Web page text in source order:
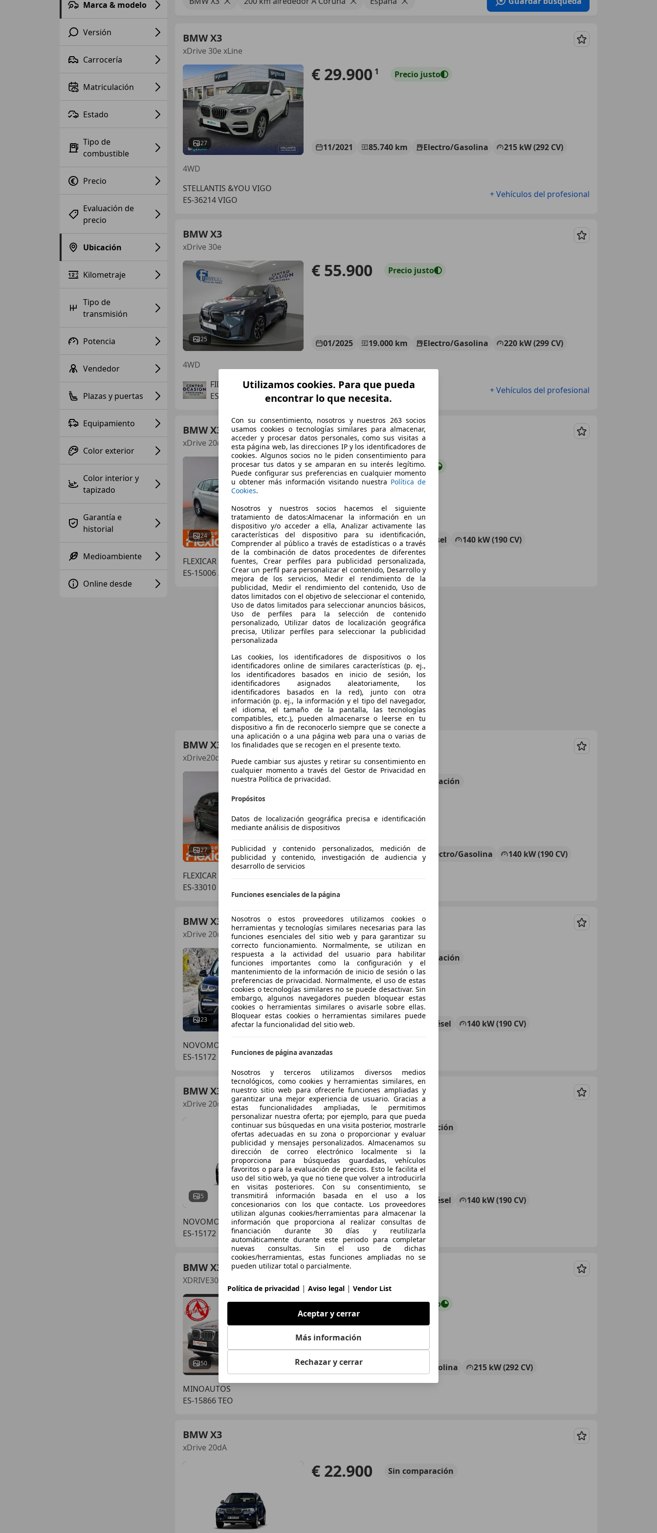
Marca & modelo
Versión
Carrocería
Matriculación
Estado
Tipo de
combustible
Precio
Evaluación de
precio
Ubicación
Kilometraje
Tipo de
transmisión
Potencia
Vendedor
Plazas y puertas
Equipamiento
Color exterior
Color interior y
tapizado
Garantía e
historial
Medioambiente
Online desde
BMW X3
xDrive 30e xLine
Guardar
27
€ 29.900 1 Precio justo
11/2021 85.740 km Electro/Gasolina
215 kW (292 CV)
4WD
STELLANTIS &YOU VIGO
ES-36214 VIGO
+ Vehículos del profesional
BMW X3
xDrive 30e
Guardar
25
€ 55.900 Precio justo
01/2025 19.000 km Electro/Gasolina
220 kW (299 CV)
4WD
FIDAUTOS
ES-36156 Pontevedra
+ Vehículos del profesional
BMW X3
xDrive 20dA
Guardar
24
€ 24.290 Buenprecio
04/2019 85.723 km Diésel
140 kW (190 CV)
FLEXICAR LA CORUÑA
ES-15006 A Coruña
BMW X3
xDrive20d
Guardar
27
€ 20.990 comparación
11/2021 130.470 km Electro/Gasolina
140 kW (190 CV)
FLEXICAR ASTURIAS.
ES-33010 OVIEDO
BMW X3
xDrive 20dA
Guardar
23
€ 34.900 1 Sin comparación
01/2019 107.506 km Diésel
140 kW (190 CV)
NOVOMOVIL
ES-15172 PERILLO-OLEIROS
BMW X3
xDrive 20dA
Guardar
5
€ 26.500 Sin comparación
04/2017 121.379 km Diésel
140 kW (190 CV)
NOVOMOVIL
ES-15172 PERILLO-OLEIROS
BMW X3
XDRIVE30 292 CV STEPTRONIC BUSINESS DESIGN
Guardar
50
€ 32.4901 Buenprecio
01/2022 Gasolina
215 kW (292 CV)
MINOAUTOS
ES-15866 TEO
BMW X3
xDrive 20dA
Guardar
€ 22.900 Sin comparación
Utilizamos cookies. Para que pueda
encontrar lo que necesita.
Con su consentimiento, nosotros y nuestros 263 socios
usamos cookies o tecnologías similares para almacenar,
acceder y procesar datos personales, como sus visitas a
esta página web, las direcciones IP y los identificadores de
cookies. Algunos socios no le piden consentimiento para
procesar tus datos y se amparan en su interés legítimo.
Puede configurar sus preferencias en cualquier momento
u obtener más información visitando nuestra Política de
Cookies.
Nosotros y nuestros socios hacemos el siguiente
tratamiento de datos:Almacenar la información en un
dispositivo y/o acceder a ella, Analizar activamente las
características del dispositivo para su identificación,
Comprender al público a través de estadísticas o a través
de la combinación de datos procedentes de diferentes
fuentes, Crear perfiles para publicidad personalizada,
Crear un perfil para personalizar el contenido, Desarrollo y
mejora de los servicios, Medir el rendimiento de la
publicidad, Medir el rendimiento del contenido, Uso de
datos limitados con el objetivo de seleccionar el contenido,
Uso de datos limitados para seleccionar anuncios básicos,
Uso de perfiles para la selección de contenido
personalizado, Utilizar datos de localización geográfica
precisa, Utilizar perfiles para seleccionar la publicidad
personalizada
Las cookies, los identificadores de dispositivos o los
identificadores online de similares características (p. ej.,
los identificadores basados en inicio de sesión, los
identificadores asignados aleatoriamente, los
identificadores basados en la red), junto con otra
información (p. ej., la información y el tipo del navegador,
el idioma, el tamaño de la pantalla, las tecnologías
compatibles, etc.), pueden almacenarse o leerse en tu
dispositivo a fin de reconocerlo siempre que se conecte a
una aplicación o a una página web para una o varias de
los finalidades que se recogen en el presente texto.
Puede cambiar sus ajustes y retirar su consentimiento en
cualquier momento a través del Gestor de Privacidad en
nuestra Política de privacidad.
Propósitos
Datos de localización geográfica precisa e identificación
mediante análisis de dispositivos
Publicidad y contenido personalizados, medición de
publicidad y contenido, investigación de audiencia y
desarrollo de servicios
Funciones esenciales de la página
Nosotros o estos proveedores utilizamos cookies o
herramientas y tecnologías similares necesarias para las
funciones esenciales del sitio web y para garantizar su
correcto funcionamiento. Normalmente, se utilizan en
respuesta a la actividad del usuario para habilitar
funciones importantes como la configuración y el
mantenimiento de la información de inicio de sesión o las
preferencias de privacidad. Normalmente, el uso de estas
cookies o tecnologías similares no se puede desactivar. Sin
embargo, algunos navegadores pueden bloquear estas
cookies o herramientas similares o avisarle sobre ellas.
Bloquear estas cookies o herramientas similares puede
afectar la funcionalidad del sitio web.
Funciones de página avanzadas
Nosotros y terceros utilizamos diversos medios
tecnológicos, como cookies y herramientas similares, en
nuestro sitio web para ofrecerle funciones ampliadas y
garantizar una mejor experiencia de usuario. Gracias a
estas funcionalidades ampliadas, le permitimos
personalizar nuestra oferta; por ejemplo, para que pueda
continuar sus búsquedas en una visita posterior, mostrarle
ofertas adecuadas en su zona o proporcionar y evaluar
publicidad y mensajes personalizados. Almacenamos su
dirección de correo electrónico localmente si la
proporciona para búsquedas guardadas, vehículos
favoritos o para la evaluación de precios. Esto le facilita el
uso del sitio web, ya que no tiene que volver a introducirla
en visitas posteriores. Con su consentimiento, se
transmitirá información basada en el uso a los
concesionarios con los que contacte. Los proveedores
utilizan algunas cookies/herramientas para almacenar la
información que proporciona al realizar consultas de
financiación durante 30 días y reutilizarla
automáticamente durante este periodo para completar
nuevas consultas. Sin el uso de dichas
cookies/herramientas, estas funciones ampliadas no se
pueden utilizar total o parcialmente.
Política de privacidad | Aviso legal | Vendor List
Aceptar y cerrar
Más información
Rechazar y cerrar